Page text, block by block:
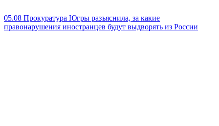
05.08 Прокуратура Югры разъяснила, за какие
правонарушения иностранцев будут выдворять из России